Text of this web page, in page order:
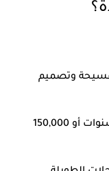
فسيحة وتصميم
موثوقية يابانية مع ضمان ممتد (5 سنوات أو 150,000